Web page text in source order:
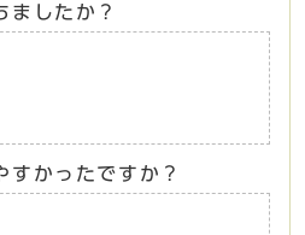
ましたか？
すかったですか？